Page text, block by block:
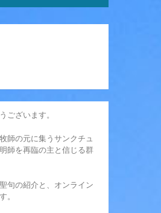
ございます。
師の元に集うサンクチュ
師を再臨の主と信じる群
句の紹介と、オンライン
。